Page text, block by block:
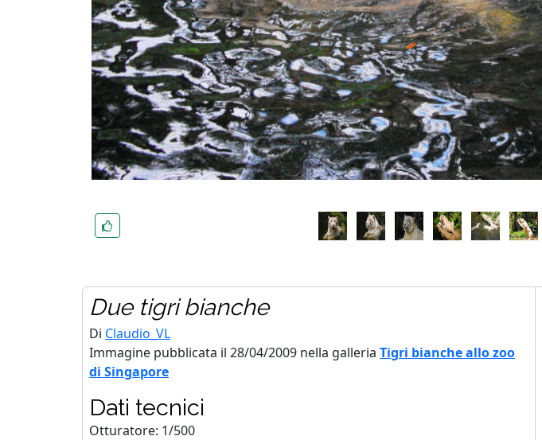
Due tigri bianche
Di Claudio_VL
Immagine pubblicata il 28/04/2009 nella galleria Tigri bianche allo zoo
di Singapore
Dati tecnici
Otturatore: 1/500